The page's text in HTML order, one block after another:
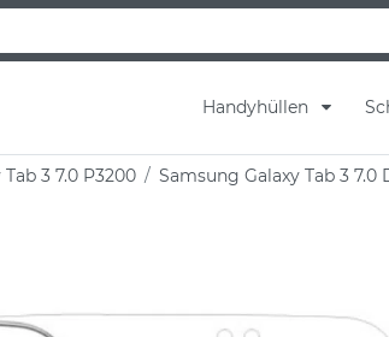
Handyhüllen
Tab 3 7.0 P3200 Samsung Galaxy Tab 3